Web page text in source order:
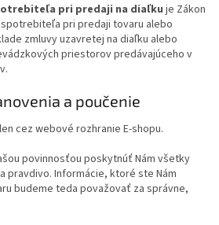
pri predaji na diaľku je Zákon
spotrebiteľa pri predaji tovaru alebo
zmluvy uzavretej na diaľku alebo
priestorov predávajúceho v
a poučenie
cez webové rozhranie E-shopu.
povinnosťou poskytnúť Nám všetky
pravdivo. Informácie, ktoré ste Nám
budeme teda považovať za správne,